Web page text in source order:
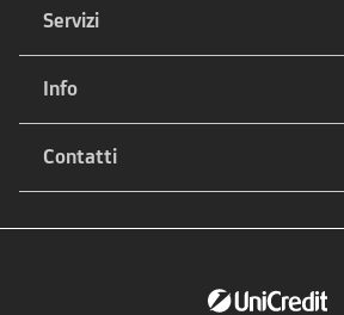
Servizi
Info
Contatti